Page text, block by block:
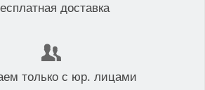
доставка
только с юр. лицами